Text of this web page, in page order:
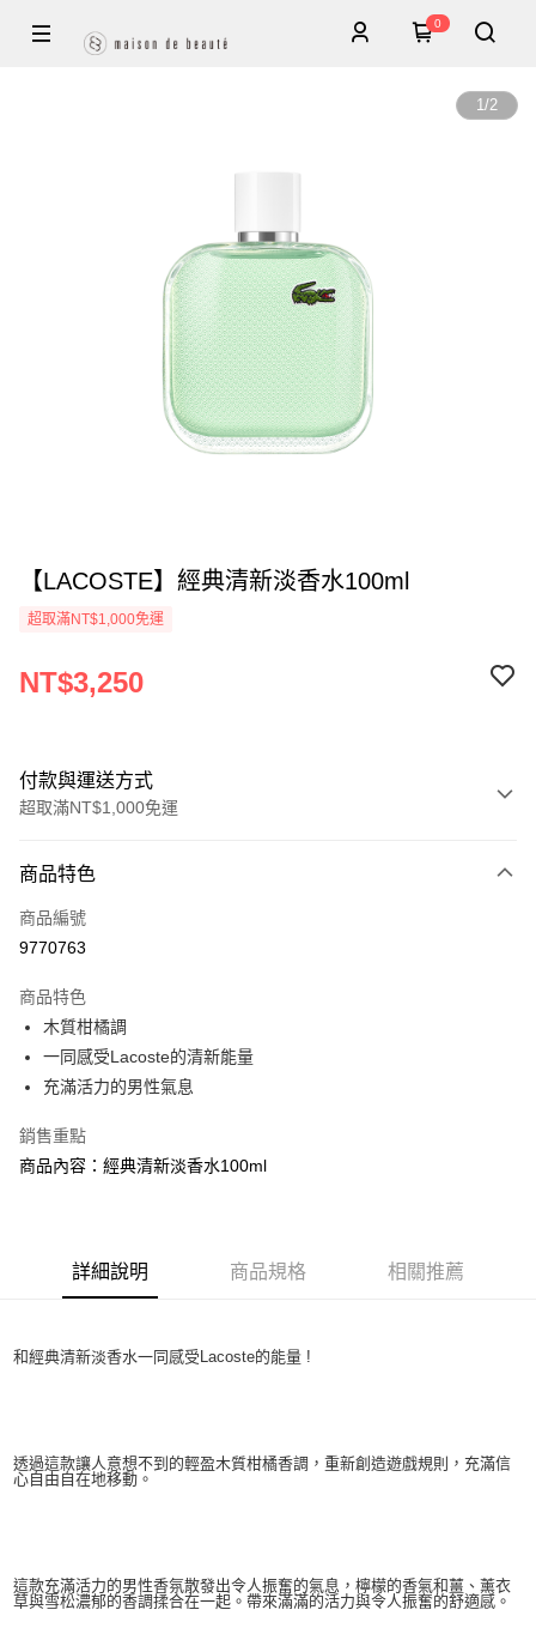
0
1/2
【LACOSTE】經典清新淡香水100ml
超取滿NT$1,000免運
NT$3,250
付款與運送方式
超取滿NT$1,000免運
信用卡一次付款
ATM付款
運送方式
付款後全家取貨
每筆NT$80，滿NT$1,000(含以上)免運費
每筆NT$100，滿NT$1,000(含以上)免運費
宅配(全站)
每筆NT$80，滿NT$1,000(含以上)免運費
商品特色
商品編號
9770763
商品特色
木質柑橘調
一同感受Lacoste的清新能量
充滿活力的男性氣息
銷售重點
商品內容：經典清新淡香水100ml
詳細說明 商品規格 相關推薦
和經典清新淡香水一同感受Lacoste的能量 !
透過這款讓人意想不到的輕盈木質柑橘香調，重新創造遊戲規則，充滿信
心自由自在地移動。
這款充滿活力的男性香氛散發出令人振奮的氣息，檸檬的香氣和薑、薰衣
草與雪松濃郁的香調揉合在一起。帶來滿滿的活力與令人振奮的舒適感。